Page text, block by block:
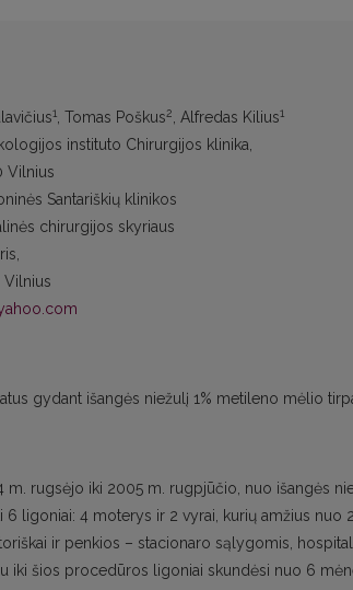
1, Tomas Poškus2, Alfredas Kilius1
instituto Chirurgijos klinika,
Vilnius
Santariškių klinikos
chirurgijos skyriaus
Vilnius
gydant išangės niežulį 1% metileno mėlio
m. rugsėjo iki 2005 m. rugpjūčio, nuo išangės
ligoniai: 4 moterys ir 2 vyrai, kurių amžius nuo
ir penkios – stacionaro sąlygomis,
iki šios procedūros ligoniai skundėsi nuo 6